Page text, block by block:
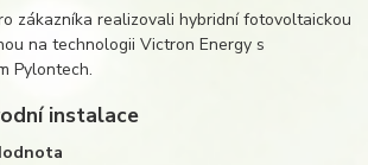
zákazníka realizovali hybridní fotovoltaickou
na technologii Victron Energy s
Pylontech.
instalace